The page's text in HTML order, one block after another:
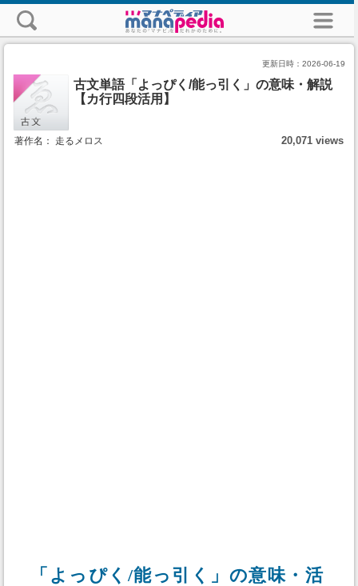
更新日時： 2026-06-19
古文単語「よっぴく/能っ引く」の意味・解説
【カ行四段活用】
著作名： 走るメロス 20,071 views
「よっぴく/能っ引く」の意味・活